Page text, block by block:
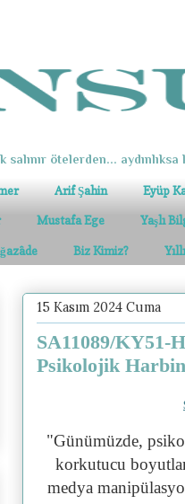
salınır ötelerden... aydınlıksa
Arif Şahin Eyüp
Mustafa Ege Yaşlı
Biz Kimiz?
15 Kasım 2024 Cuma
SA11089/KY51-
Psikolojik
"Günümüzde,
korkutucu boyutlar
medya